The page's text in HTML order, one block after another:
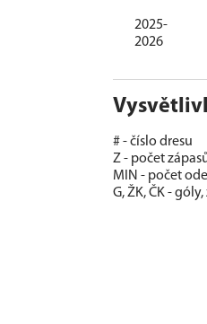
2025-
2026
# - číslo dresu
Z - počet
MIN - počet
G, ŽK, ČK -